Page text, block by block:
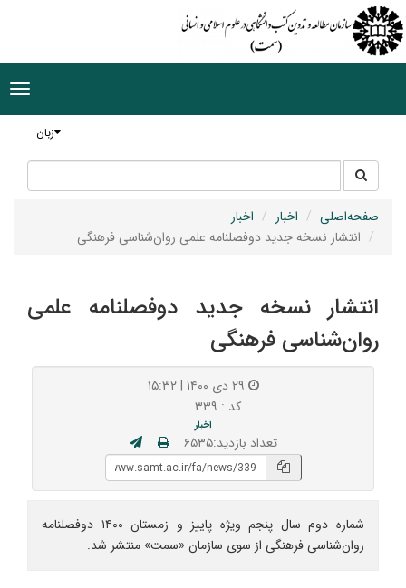
زبان
جستجو
در
سایت
صفحه‌اصلی اخبار
اخبار
انتشار نسخه جدید دوفصلنامه علمی روان‌شناسی فرهنگی
انتشار نسخه جدید دوفصلنامه علمی
روان‌شناسی فرهنگی
کد : ۳۳۹
اخبار
تعداد بازدید:۶۵۳۵
شماره دوم سال پنجم ویژه پاییز و زمستان ۱۴۰۰ دوفصلنامه
روان‌شناسی فرهنگی از سوی سازمان «سمت» منتشر شد.